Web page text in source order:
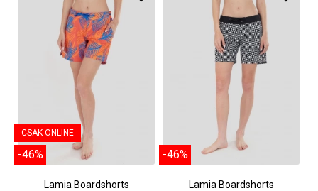
CSAK ONLINE
-46%
Lamia Boardshorts
-46%
Lamia Boardshorts